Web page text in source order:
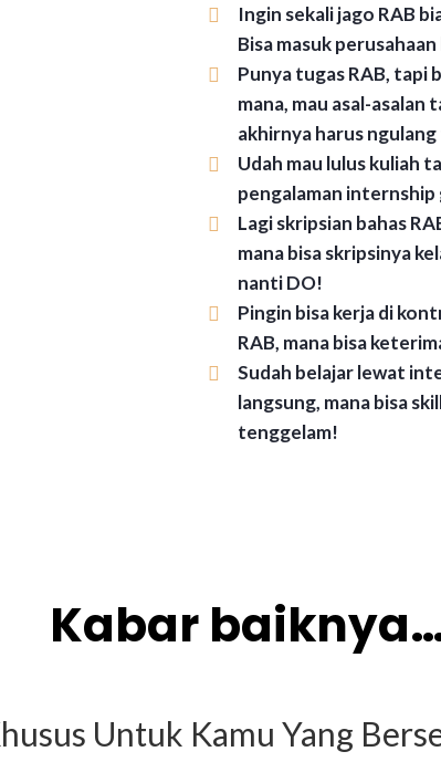
Ingin sekali jago RAB
Bisa masuk
Punya tugas RAB, tapi
mana, mau asal-asalan
akhirnya harus
Udah mau lulus kuliah
pengalaman internship
Lagi skripsian bahas
mana bisa skripsinya
nanti DO!
Pingin bisa kerja di
RAB, mana bisa
Sudah belajar lewat
langsung, mana bisa
tenggelam!
Kabar
Untuk Kamu Yang